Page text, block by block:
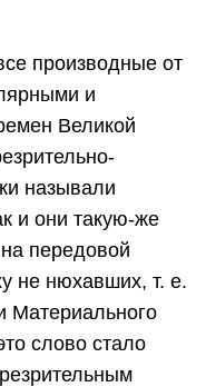
производные от
и
Великой
называли
и они такую-же
передовой
не нюхавших, т. е.
Материального
слово стало